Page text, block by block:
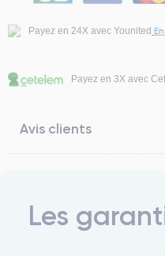
Payez en 24X avec Younited
Payez en 3X avec
Avis clients
Les